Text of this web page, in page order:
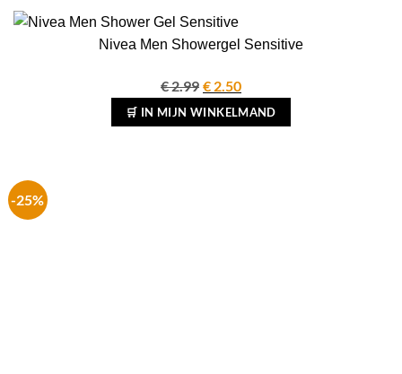
Nivea Men Showergel Sensitive
€2.99 Oorspronkelijke
prijs
was:
€ 2.50Huidige
prijs
is:
🛒 IN MIJN WINKELMAND
-25%